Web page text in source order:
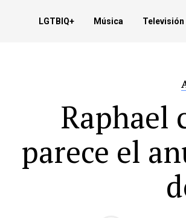
LGTBIQ+ Música Televisión
Raphael
parece el